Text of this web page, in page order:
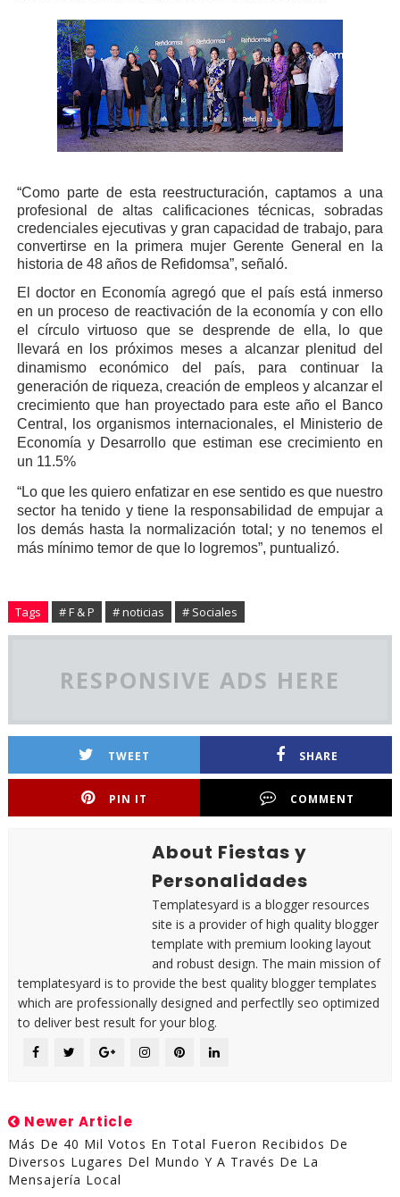
“Como parte de esta reestructuración, captamos a una
profesional de altas calificaciones técnicas, sobradas
credenciales ejecutivas y gran capacidad de trabajo, para
convertirse en la primera mujer Gerente General en la
historia de 48 años de Refidomsa”, señaló.
El doctor en Economía agregó que el país está inmerso
en un proceso de reactivación de la economía y con ello
el círculo virtuoso que se desprende de ella, lo que
llevará en los próximos meses a alcanzar plenitud del
dinamismo económico del país, para continuar la
generación de riqueza, creación de empleos y alcanzar el
crecimiento que han proyectado para este año el Banco
Central, los organismos internacionales, el Ministerio de
Economía y Desarrollo que estiman ese crecimiento en
un 11.5%
“Lo que les quiero enfatizar en ese sentido es que nuestro
sector ha tenido y tiene la responsabilidad de empujar a
los demás hasta la normalización total; y no tenemos el
más mínimo temor de que lo logremos”, puntualizó.
Tags # F & P # noticias # Sociales
RESPONSIVE ADS HERE
TWEET SHARE
PIN IT COMMENT
About Fiestas y
Personalidades
Templatesyard is a blogger resources
site is a provider of high quality blogger
template with premium looking layout
and robust design. The main mission of
templatesyard is to provide the best quality blogger templates
which are professionally designed and perfectlly seo optimized
to deliver best result for your blog.
Newer Article
Más De 40 Mil Votos En Total Fueron Recibidos De
Diversos Lugares Del Mundo Y A Través De La
Mensajería Local